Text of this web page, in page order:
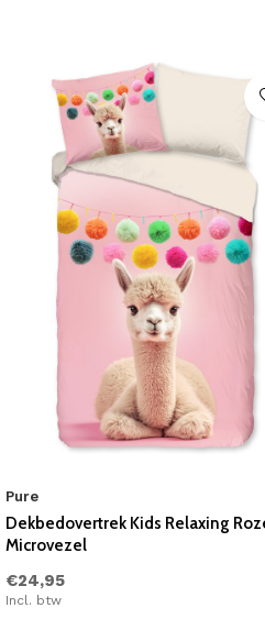
Pure
Dekbedovertrek Kids Relaxing
Microvezel
€24,95
Incl. btw